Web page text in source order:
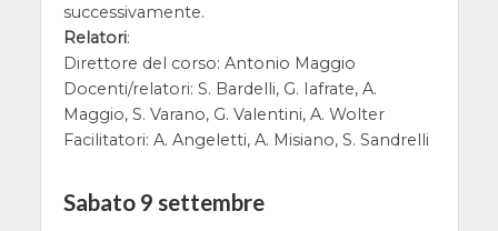
successivamente.
Relatori:
Direttore del corso: Antonio Maggio
Docenti/relatori: S. Bardelli, G. Iafrate, A.
Maggio, S. Varano, G. Valentini, A. Wolter
Facilitatori: A. Angeletti, A. Misiano, S. Sandrelli
Sabato 9 settembre